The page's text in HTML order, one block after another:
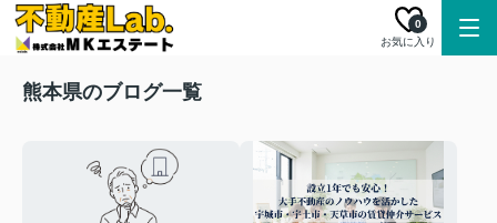
お気に入り
0
熊本県のブログ一覧